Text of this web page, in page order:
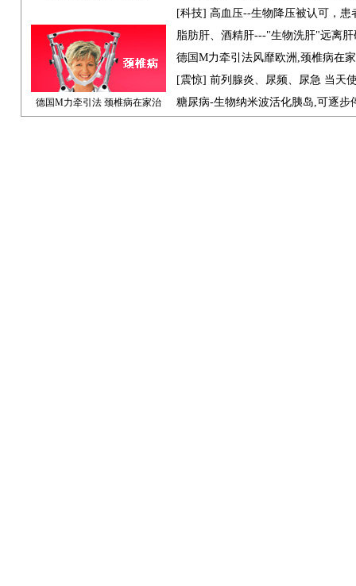
[科技] 高血压--生物降压被认可，患
德国M力牵引法 颈椎病在家治
脂肪肝、酒精肝---"生物洗肝"远离肝
德国M力牵引法风靡欧洲,颈椎病在
[震惊] 前列腺炎、尿频、尿急 当天
糖尿病-生物纳米波活化胰岛,可逐步